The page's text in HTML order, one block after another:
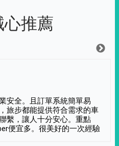
推薦
安全。且訂單系統簡單易
旅步都能提供符合需求的車
繫，讓人十分安心。重點
便宜多。很美好的一次經驗